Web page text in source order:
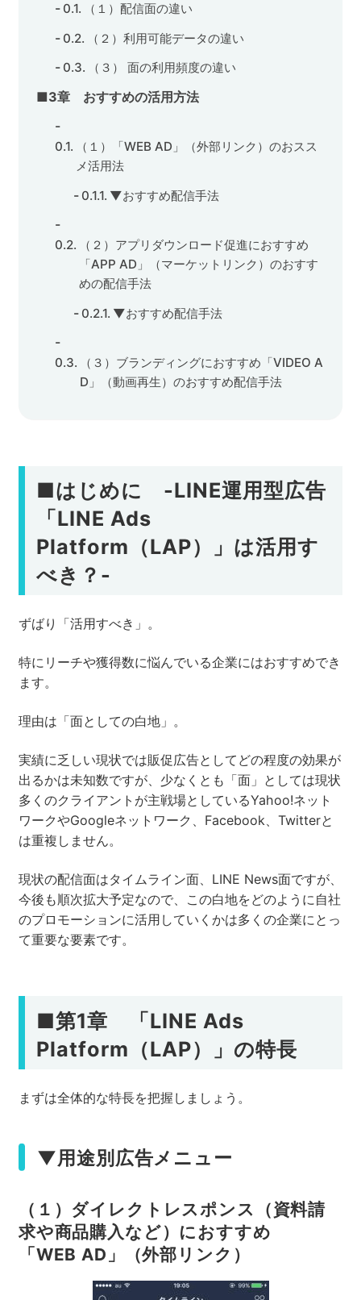
（１）配信面の違い
（２）利用可能データの違い
（３） 面の利用頻度の違い
■3章 おすすめの活用方法
（１）「WEB AD」（外部リンク）のおスス
メ活用法
▼おすすめ配信手法
（２）アプリダウンロード促進におすすめ
「APP AD」（マーケットリンク）のおすす
めの配信手法
▼おすすめ配信手法
（３）ブランディングにおすすめ「VIDEO A
D」（動画再生）のおすすめ配信手法
■はじめに -LINE運用型広告
「LINE Ads
Platform（LAP）」は活用す
べき？-
ずばり「活用すべき」。
特にリーチや獲得数に悩んでいる企業にはおすすめでき
ます。
理由は「面としての白地」。
実績に乏しい現状では販促広告としてどの程度の効果が
出るかは未知数ですが、少なくとも「面」としては現状
多くのクライアントが主戦場としているYahoo!ネット
ワークやGoogleネットワーク、Facebook、Twitterと
は重複しません。
現状の配信面はタイムライン面、LINE News面ですが、
今後も順次拡大予定なので、この白地をどのように自社
のプロモーションに活用していくかは多くの企業にとっ
て重要な要素です。
■第1章 「LINE Ads
Platform（LAP）」の特長
まずは全体的な特長を把握しましょう。
▼用途別広告メニュー
（１）ダイレクトレスポンス（資料請
求や商品購入など）におすすめ
「WEB AD」（外部リンク）